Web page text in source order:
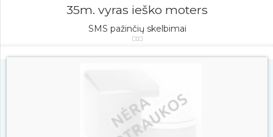
35m. vyras ieško moters
SMS pažinčių skelbimai